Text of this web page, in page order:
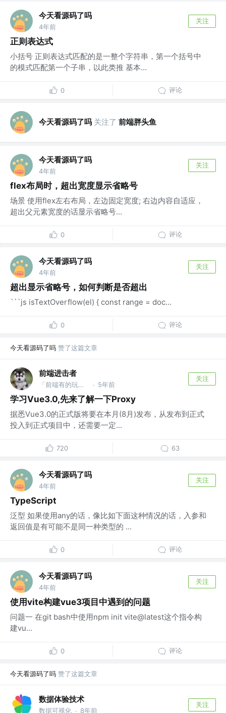
今天看源码了吗
4年前
关注
正则表达式
小括号 正则表达式匹配的是一整个字符串，第一个括号中
的模式匹配第一个子串，以此类推 基本...
0 评论
今天看源码了吗 关注了 前端胖头鱼
今天看源码了吗
4年前
关注
flex布局时，超出宽度显示省略号
场景 使用flex左右布局，左边固定宽度; 右边内容自适应，
超出父元素宽度的话显示省略号...
0 评论
今天看源码了吗
4年前
关注
超出显示省略号，如何判断是否超出
```js isTextOverflow(el) { const range = doc...
0 评论
今天看源码了吗 赞了这篇文章
前端进击者
「前端有的玩」公众号 @某知名大厂下面的子公司的子公司 · 5年前
关注
学习Vue3.0,先来了解一下Proxy
据悉Vue3.0的正式版将要在本月(8月)发布，从发布到正式
投入到正式项目中，还需要一定...
720 63
今天看源码了吗
4年前
关注
TypeScript
泛型 如果使用any的话，像比如下面这种情况的话，入参和
返回值是有可能不是同一种类型的 ...
0 评论
今天看源码了吗
4年前
关注
使用vite构建vue3项目中遇到的问题
问题一 在git bash中使用npm init vite@latest这个指令构
建vu...
0 评论
今天看源码了吗 赞了这篇文章
数据体验技术
数据可视化 · 8年前
关注